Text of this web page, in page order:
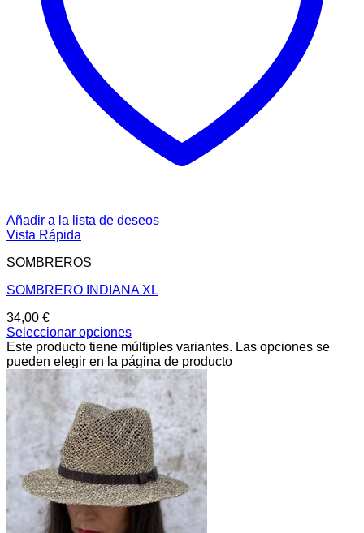
Añadir a la lista de deseos
Vista Rápida
SOMBREROS
SOMBRERO INDIANA XL
34,00 €
Seleccionar opciones
Este producto tiene múltiples variantes. Las opciones se
pueden elegir en la página de producto